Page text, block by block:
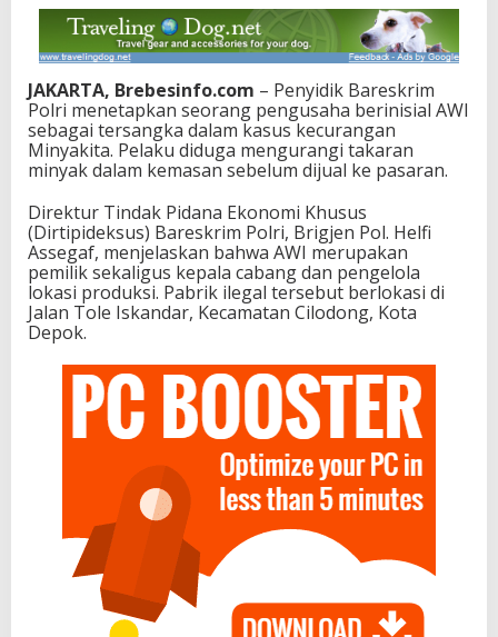
JAKARTA, Brebesinfo.com – Penyidik Bareskrim
Polri menetapkan seorang pengusaha berinisial AWI
sebagai tersangka dalam kasus kecurangan
Minyakita. Pelaku diduga mengurangi takaran
minyak dalam kemasan sebelum dijual ke pasaran.
Direktur Tindak Pidana Ekonomi Khusus
(Dirtipideksus) Bareskrim Polri, Brigjen Pol. Helfi
Assegaf, menjelaskan bahwa AWI merupakan
pemilik sekaligus kepala cabang dan pengelola
lokasi produksi. Pabrik ilegal tersebut berlokasi di
Jalan Tole Iskandar, Kecamatan Cilodong, Kota
Depok.